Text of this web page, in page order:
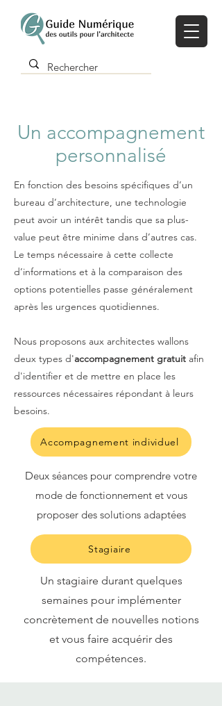
Un accompagnement
personnalisé
En fonction des besoins spécifiques d’un
bureau d’architecture, une technologie
peut avoir un intérêt tandis que sa plus-
value peut être minime dans d’autres cas.
Le temps nécessaire à cette collecte
d’informations et à la comparaison des
options potentielles passe généralement
après les urgences quotidiennes.
Nous proposons aux architectes wallons
deux types d'accompagnement gratuit afin
d'identifier et de mettre en place les
ressources nécessaires répondant à leurs
besoins.
Accompagnement individuel
Deux séances pour comprendre votre
mode de fonctionnement et vous
proposer des solutions adaptées
Stagiaire
Un stagiaire durant quelques
semaines pour implémenter
concrètement de nouvelles notions
et vous faire acquérir des
compétences.